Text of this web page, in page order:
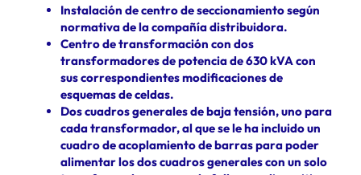
Instalación de centro de seccionamiento según
normativa de la compañía distribuidora.
Centro de transformación con dos
transformadores de potencia de 630 kVA con
sus correspondientes modificaciones de
esquemas de celdas.
Dos cuadros generales de baja tensión, uno para
cada transformador, al que se le ha incluido un
cuadro de acoplamiento de barras para poder
alimentar los dos cuadros generales con un solo